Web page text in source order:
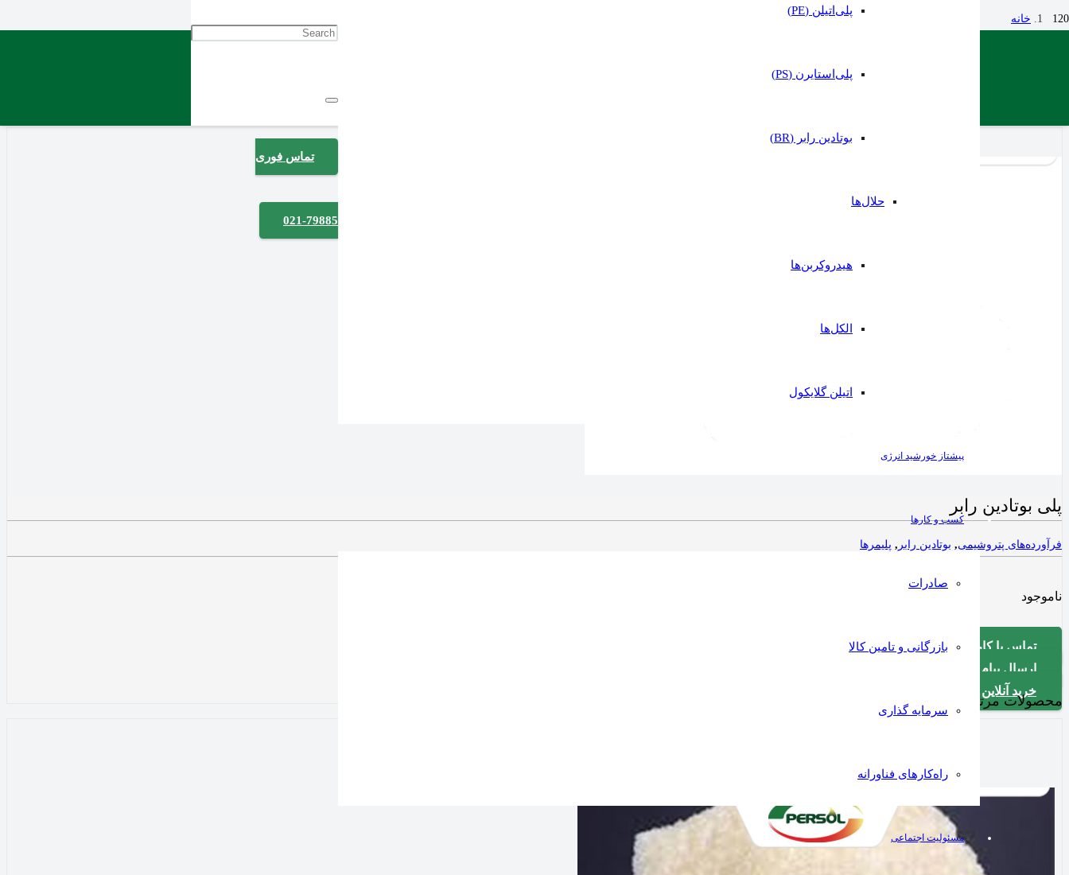
پلی‌اتیلن (PE)
پلی‌استایرن (PS)
بوتادین رابر (BR)
حلال‌ها
هیدروکربن‌ها
الکل‌ها
اتیلن گلایکول
پیشتاز خورشید انرژی
کسب و کارها
صادرات
بازرگانی و تامین کالا
سرمایه گذاری
راه‌کارهای فناورانه
مسئولیت اجتماعی
تماس فوری
021-79885
خانه
پلی بوتادین رابر
فرآورده‌های پتروشیمی, بوتادین رابر , پلیمرها
نا‌موجود
تماس با کارشناس فروش
ارسال پیام در واتساپ به کارشناس فروش
خرید آنلاین
محصولات مرتبط